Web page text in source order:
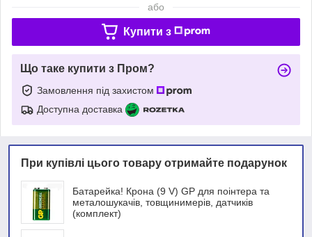
або
Купити з
Що таке купити з Пром?
Замовлення під захистом
Доступна доставка
При купівлі цього товару отримайте подарунок
Батарейка! Крона (9 V) GP для поінтера та
металошукачів, товщинимерів, датчиків
(комплект)